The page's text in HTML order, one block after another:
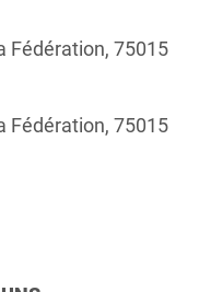
Fédération, 75015
Fédération, 75015